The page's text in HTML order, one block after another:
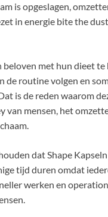
is opgeslagen,
in energie bite the
met hun dieet
de routine volgen en
is de reden waarom
van mensen, het
dat Shape
tijd duren omdat
werken en